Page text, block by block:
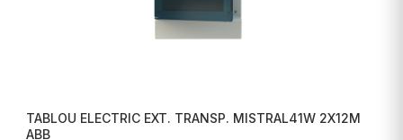
TABLOU ELECTRIC EXT. TRANSP. MISTRAL41W 2X12M
ABB